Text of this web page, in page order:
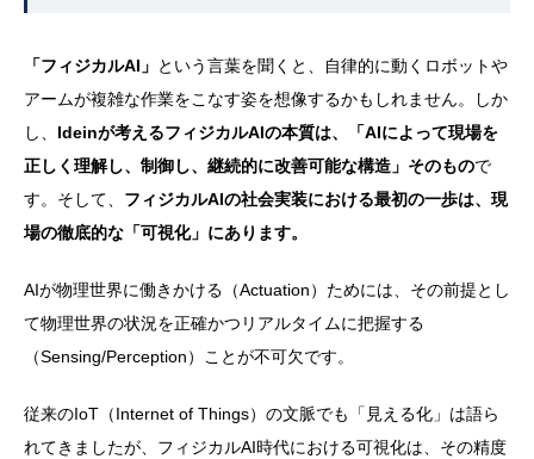
「フィジカルAI」 という言葉を聞くと、自律的に動くロボットや
アームが複雑な作業をこなす姿を想像するかもしれません。しか
し、 Ideinが考えるフィジカルAIの本質は、「AIによって現場を
正しく理解し、制御し、継続的に改善可能な構造」そのもので
す。そして、 フィジカルAIの社会実装における最初の一歩は、現
場の徹底的な「可視化」にあります。
AIが物理世界に働きかける（Actuation）ためには、その前提とし
て物理世界の状況を正確かつリアルタイムに把握する
（Sensing/Perception）ことが不可欠です。
従来のIoT（Internet of Things）の文脈でも「見える化」は語ら
れてきましたが、フィジカルAI時代における可視化は、その精度